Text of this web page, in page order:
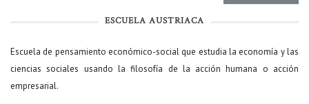
ESCUELA AUSTRIACA
Escuela de pensamiento económico-social que estudia la economía y las
ciencias sociales usando la filosofía de la acción humana o acción
empresarial.